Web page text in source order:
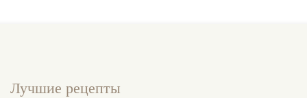
Лучшие рецепты